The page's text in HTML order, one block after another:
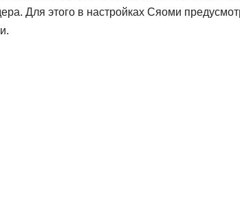
Для этого в настройках Сяоми